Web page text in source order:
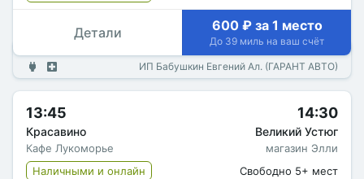
Детали 600 ₽ за 1 место
До 39 миль на ваш счёт
ИП Бабушкин Евгений Ал. (ГАРАНТ АВТО)
13:45
Красавино
Кафе Лукоморье
14:30
Великий Устюг
магазин Элли
Наличными и онлайн
Свободно 5+ мест